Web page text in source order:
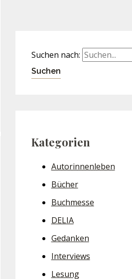
Suchen nach:
Kategorien
Autorinnenleben
Bücher
Buchmesse
DELIA
Gedanken
Interviews
Lesung